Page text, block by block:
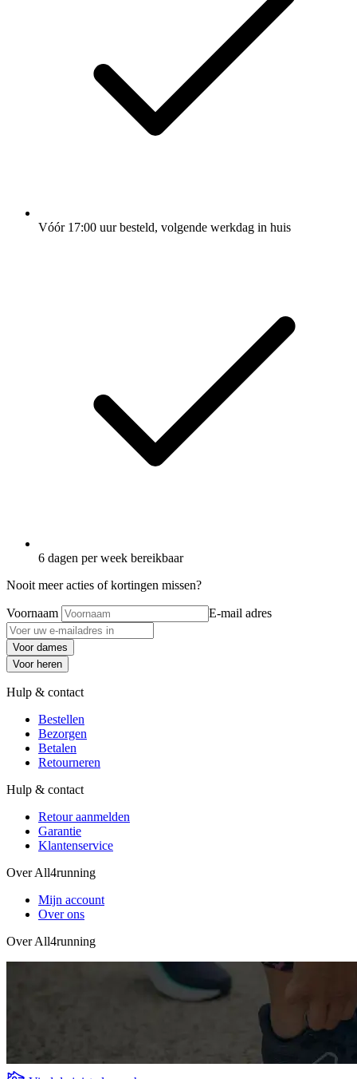
Vóór 17:00 uur besteld, volgende werkdag in huis
6 dagen per week bereikbaar
Nooit meer acties of kortingen missen?
Voornaam E-mail adres
Voor dames
Voor heren
Hulp & contact
Bestellen
Bezorgen
Betalen
Retourneren
Hulp & contact
Retour aanmelden
Garantie
Klantenservice
Over All4running
Mijn account
Over ons
Over All4running